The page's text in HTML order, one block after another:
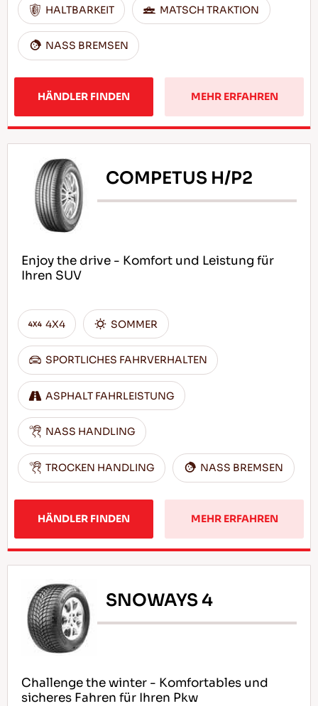
HALTBARKEIT MATSCH TRAKTION
NASS BREMSEN
HÄNDLER FINDEN MEHR ERFAHREN
COMPETUS H/P2
Enjoy the drive - Komfort und Leistung für
Ihren SUV
4X4 SOMMER
SPORTLICHES FAHRVERHALTEN
ASPHALT FAHRLEISTUNG
NASS HANDLING
TROCKEN HANDLING NASS BREMSEN
HÄNDLER FINDEN MEHR ERFAHREN
SNOWAYS 4
Challenge the winter - Komfortables und
sicheres Fahren für Ihren Pkw